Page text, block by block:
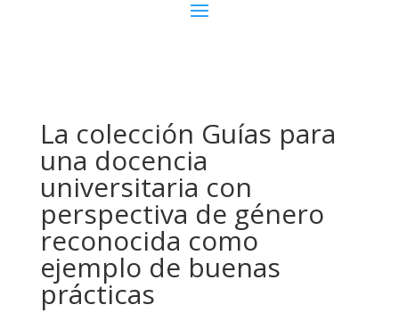
La colección Guías para
una docencia
universitaria con
perspectiva de género
reconocida como
ejemplo de buenas
prácticas